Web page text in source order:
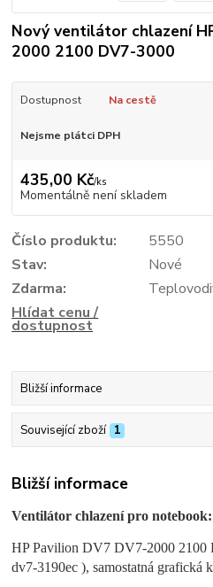
Nový ventilátor chlazení
2000 2100 DV7-3000
Dostupnost Na cestě
Nejsme plátci DPH
435,00 Kč/ks
Momentálně není skladem
Číslo produktu:
5550
Stav:
Nové
Zdarma:
Hlídat cenu /
dostupnost
Bližší informace
Související zboží 1
Bližší informace
Ventilátor chlazení pro notebook:
HP PavilionDV7 DV7-2000 2100
dv7-3190ec ), samostatná grafická